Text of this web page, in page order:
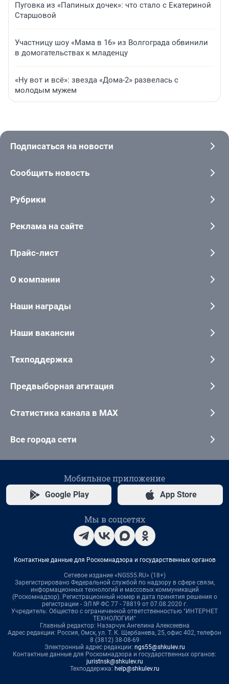
Пуговка из «Папиных дочек»: что стало с Екатериной
Старшовой
Участницу шоу «Мама в 16» из Волгограда обвинили
в домогательствах к младенцу
«Ну вот и всё»: звезда «Дома-2» развелась с
молодым мужем
Подписаться на новости
Сообщить новость
Рубрики
Реклама на сайте
Прайс-лист
О компании
Наши награды
Наши вакансии
Техподдержка
Предвыборная агитация
Статистика канала в MAX
Все города сети
Мобильное приложение
Google Play App Store
Мы в соцсетях
Контактные данные для Роскомнадзора и государственных органов
Сетевое издание «NGS55.RU» (18+)
Зарегистрировано Федеральной службой по надзору в сфере связи,
информационных технологий и массовых коммуникаций
(Роскомнадзор). Регистрационный номер и дата принятия решения о
регистрации - ЭЛ № ФС 77 - 78819 от 07.08.2020 г.
Учредитель: Общество с ограниченной ответственностью "ИНТЕРНЕТ
ТЕХНОЛОГИИ"
Главный редактор: Назарчук Ангелина Алексеевна
Адрес редакции: Россия, Омск, ул. Т. К. Щербанева, 25, офис 402, телефон
8 (3812) 38-08-69
Электронный адрес редакции: ngs55@shkulev.ru
Контактные данные для Роскомнадзора и государственных органов:
juristnsk@shkulev.ru
Техподдержка: help@shkulev.ru